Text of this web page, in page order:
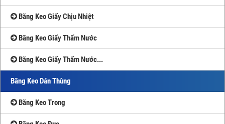
Băng Keo Giấy Chịu Nhiệt
Băng Keo Giấy Thấm Nước
Băng Keo Giấy Thấm Nước...
Băng Keo Dán Thùng
Băng Keo Trong